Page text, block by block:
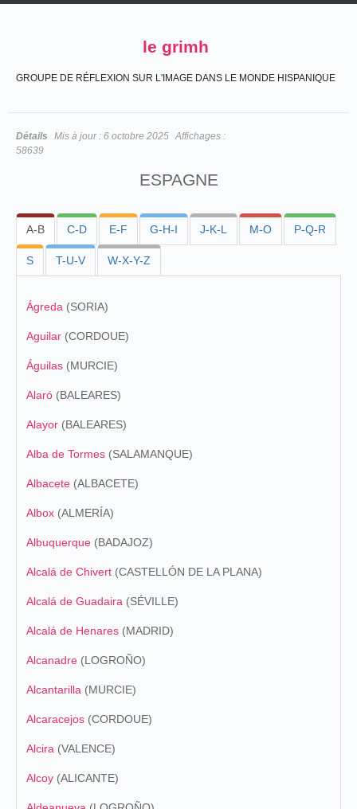
le grimh
GROUPE DE RÉFLEXION SUR L'IMAGE DANS LE MONDE HISPANIQUE
Détails Mis à jour : 6 octobre 2025 Affichages :
58639
ESPAGNE
A-B C-D E-F G-H-I J-K-L M-O P-Q-R
S T-U-V W-X-Y-Z
Ágreda (SORIA)
Aguilar (CORDOUE)
Águilas (MURCIE)
Alaró (BALEARES)
Alayor (BALEARES)
Alba de Tormes (SALAMANQUE)
Albacete (ALBACETE)
Albox (ALMERÍA)
Albuquerque (BADAJOZ)
Alcalá de Chivert (CASTELLÓN DE LA PLANA)
Alcalá de Guadaira (SÉVILLE)
Alcalá de Henares (MADRID)
Alcanadre (LOGROÑO)
Alcantarilla (MURCIE)
Alcaracejos (CORDOUE)
Alcira (VALENCE)
Alcoy (ALICANTE)